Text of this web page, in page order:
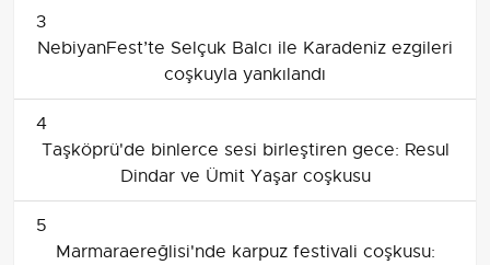
3
NebiyanFest’te Selçuk Balcı ile Karadeniz ezgileri
coşkuyla yankılandı
4
Taşköprü'de binlerce sesi birleştiren gece: Resul
Dindar ve Ümit Yaşar coşkusu
5
Marmaraereğlisi'nde karpuz festivali coşkusu: